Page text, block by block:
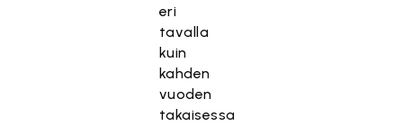
eri
tavalla
kuin
kahden
vuoden
takaisessa